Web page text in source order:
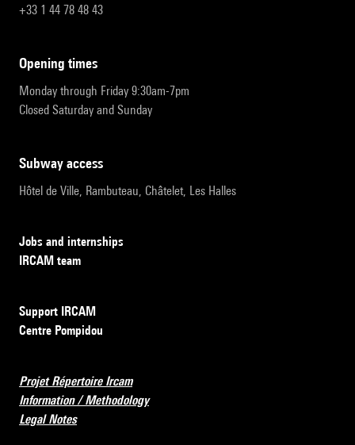
+33 1 44 78 48 43
opening times
Monday through Friday 9:30am-7pm
Closed Saturday and Sunday
subway access
Hôtel de Ville, Rambuteau, Châtelet, Les Halles
Jobs and internships
IRCAM team
Support IRCAM
Centre Pompidou
Projet Répertoire Ircam
Information / Methodology
Legal Notes